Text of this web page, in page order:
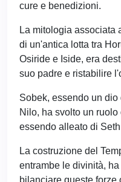
cure e benedizioni.
La mitologia associata
di un'antica lotta tra
Osiride e Iside, era
suo padre e ristabilire
Sobek, essendo un
Nilo, ha svolto un
essendo alleato di
La costruzione del
entrambe le divinità,